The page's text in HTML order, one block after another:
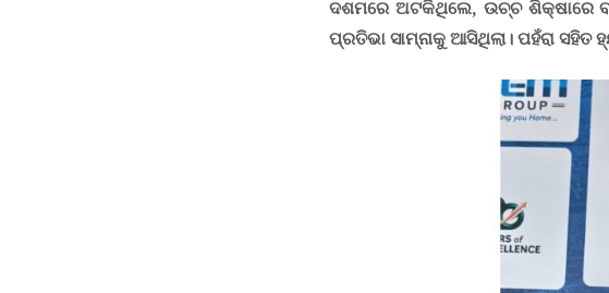
ଦଶମରେ ଅଟକିଥିଲେ, ଉଚ୍ଚ ଶିକ୍ଷାରେ
ପ୍ରତିଭା ସାମ୍ନାକୁ ଆସିଥିଲା। ପହଁରା ସହିତ